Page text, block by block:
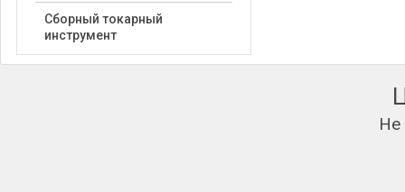
Сборный токарный
инструмент
Не